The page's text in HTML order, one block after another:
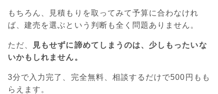
もちろん、見積もりを取ってみて予算に合わなけれ
ば、建売を選ぶという判断も全く問題ありません。
ただ、
見もせずに諦めてしまうのは、少しもったいな
いかもしれません。
3分で入力完了、完全無料、相談するだけで500円もも
らえます。